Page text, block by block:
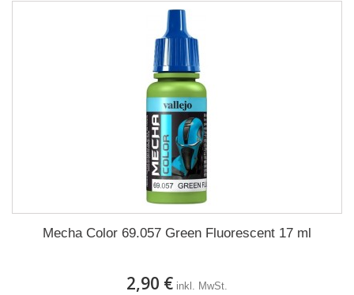
Mecha Color 69.057 Green Fluorescent 17 ml
2,90 € inkl. MwSt.